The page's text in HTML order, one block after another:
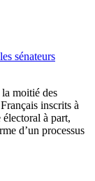
sénateurs
moitié des
inscrits à
électoral à part,
d’un processus